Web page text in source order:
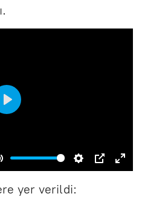
A
P
E
B
ş
a
yer verildi: